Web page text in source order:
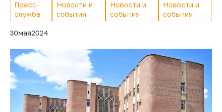
Пресс-
служба
Новости и
события
Новости и
события
Новости и
события
30мая2024